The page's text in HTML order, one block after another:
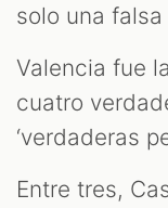
solo una
Valencia fue
cuatro
‘verdaderas
Entre tres,